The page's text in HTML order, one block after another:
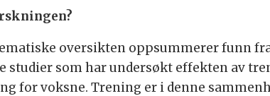
oversikten oppsummerer funn
studier som har undersøkt effekten av
for voksne. Trening er i denne